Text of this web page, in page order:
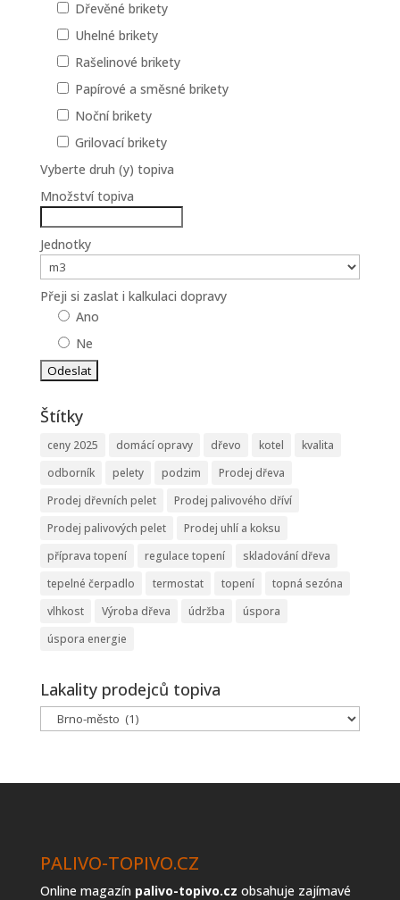
Dřevěné brikety
Uhelné brikety
Rašelinové brikety
Papírové a směsné brikety
Noční brikety
Grilovací brikety
Vyberte druh (y) topiva
Množství topiva
Jednotky
Přeji si zaslat i kalkulaci dopravy
Ano
Ne
Štítky
ceny 2025 domácí opravy dřevo kotel
kvalita
odborník
pelety podzim
Prodej dřeva
Prodej dřevních pelet
Prodej palivového dříví
Prodej palivových pelet
Prodej uhlí a koksu
příprava topení
regulace topení
skladování dřeva
tepelné čerpadlo
termostat topení
topná sezóna
vlhkost
Výroba dřeva údržba
úspora
úspora energie
Lakality prodejců topiva
Lakality
prodejců
PALIVO-TOPIVO.CZ
Online magazín palivo-topivo.cz obsahuje zajímavé